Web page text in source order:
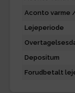
Aconto varme
Lejeperiode
Depositum
Forudbetalt